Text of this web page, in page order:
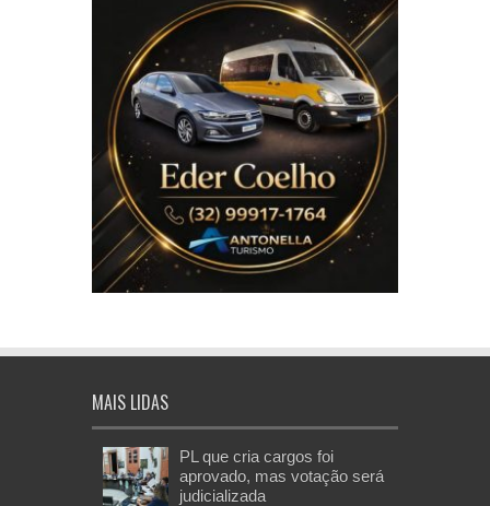
MAIS LIDAS
PL que cria cargos foi
aprovado, mas votação será
judicializada